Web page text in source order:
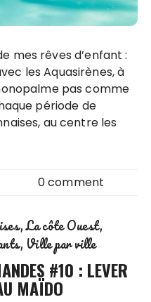
les Aquasirènes, à
pas comme
période de
au centre les
0 comment
La côte Ouest
Ville par ville
#10 : LEVER
MAÏDO